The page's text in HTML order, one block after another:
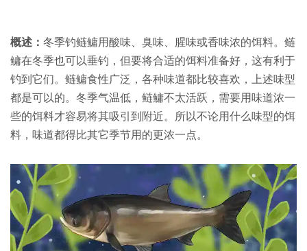
概述： 冬季钓鲢鳙用酸味、臭味、腥味或香味浓的饵料。鲢
鳙在冬季也可以垂钓，但要将合适的饵料准备好，这有利于
钓到它们。鲢鳙食性广泛，各种味道都比较喜欢，上述味型
都是可以的。冬季气温低，鲢鳙不太活跃，需要用味道浓一
些的饵料才容易将其吸引到附近。所以不论用什么味型的饵
料，味道都得比其它季节用的更浓一点。